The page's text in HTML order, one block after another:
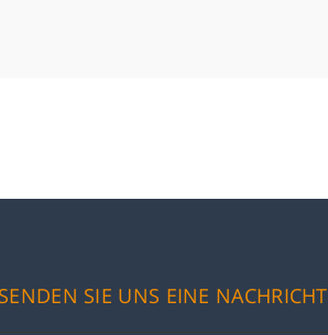
SENDEN SIE UNS EINE NACHRICHT